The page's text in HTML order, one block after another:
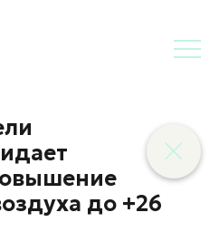
до +26